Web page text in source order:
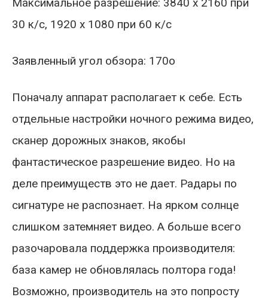
30 к/с, 1920 х 1080 при 60 к/с
Заявленный угол обзора: 170о
Поначалу аппарат располагает к себе. Есть
отдельные настройки ночного режима видео,
сканер дорожных знаков, якобы
фантастическое разрешение видео. Но на
деле преимуществ это не дает. Радары по
сигнатуре не распознает. На ярком солнце
слишком затемняет видео. А больше всего
разочаровала поддержка производителя:
база камер не обновлялась полтора года!
Возможно, производитель на это попросту